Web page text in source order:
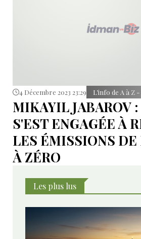
4 Décembre 2023 23:29 L’info de A à Z
MIKAYIL JABAROV :
S'EST ENGAGÉE À
LES ÉMISSIONS
À ZÉRO
Les plus lus